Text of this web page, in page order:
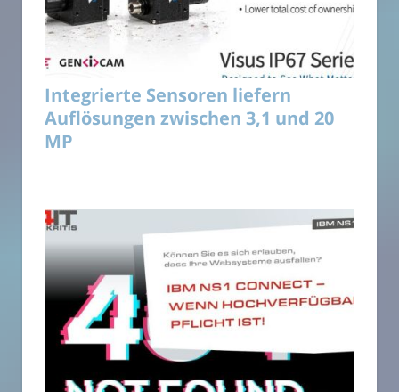
Integrierte Sensoren liefern
Auflösungen zwischen 3,1 und 20
MP